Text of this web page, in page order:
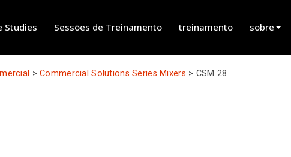
Studies Sessões de Treinamento treinamento sobre
>Commercial Solutions Series Mixers > CSM 28